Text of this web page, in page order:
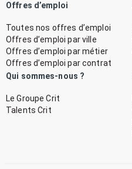
Offres d’emploi
Toutes nos offres d’emploi
Offres d’emploi par ville
Offres d’emploi par métier
Offres d’emploi par contrat
Qui sommes-nous ?
Le Groupe Crit
Talents Crit